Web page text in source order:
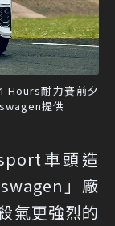
耐力賽前夕
提供
車頭造
」廠
氣更強烈的